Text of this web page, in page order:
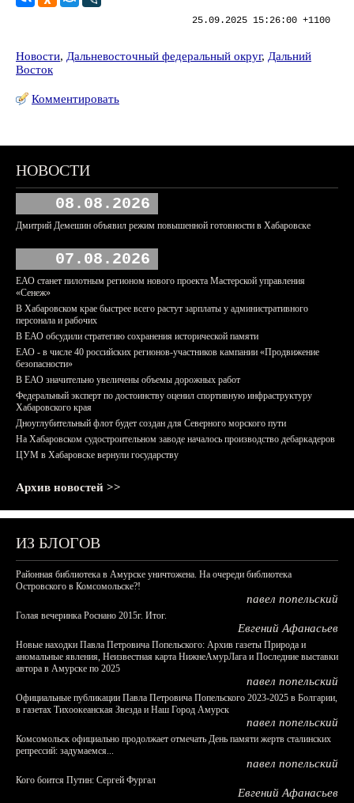
25.09.2025 15:26:00 +1100
Новости, Дальневосточный федеральный округ, Дальний
Восток
Комментировать
НОВОСТИ
08.08.2026
Дмитрий Демешин объявил режим повышенной готовности в Хабаровске
07.08.2026
ЕАО станет пилотным регионом нового проекта Мастерской управления
«Сенеж»
В Хабаровском крае быстрее всего растут зарплаты у административного
персонала и рабочих
В ЕАО обсудили стратегию сохранения исторической памяти
ЕАО - в числе 40 российских регионов-участников кампании «Продвижение
безопасности»
В ЕАО значительно увеличены объемы дорожных работ
Федеральный эксперт по достоинству оценил спортивную инфраструктуру
Хабаровского края
Дноуглубительный флот будет создан для Северного морского пути
На Хабаровском судостроительном заводе началось производство дебаркадеров
ЦУМ в Хабаровске вернули государству
Архив новостей >>
ИЗ БЛОГОВ
Районная библиотека в Амурске уничтожена. На очереди библиотека
Островского в Комсомольске?!
павел попельский
Голая вечеринка Роснано 2015г. Итог.
Евгений Афанасьев
Новые находки Павла Петровича Попельского: Архив газеты Природа и
аномальные явления, Неизвестная карта НижнеАмурЛага и Последние выставки
автора в Амурске по 2025
павел попельский
Официальные публикации Павла Петровича Попельского 2023-2025 в Болгарии,
в газетах Тихоокеанская Звезда и Наш Город Амурск
павел попельский
Комсомольск официально продолжает отмечать День памяти жертв сталинских
репрессий: задумаемся...
павел попельский
Кого боится Путин: Сергей Фургал
Евгений Афанасьев